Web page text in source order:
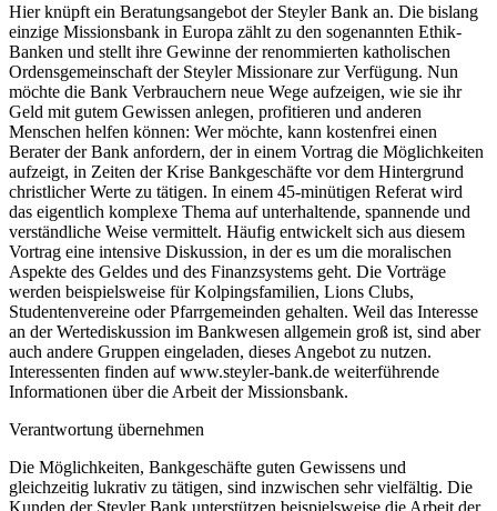
Hier knüpft ein Beratungsangebot der Steyler Bank an. Die bislang
einzige Missionsbank in Europa zählt zu den sogenannten Ethik-
Banken und stellt ihre Gewinne der renommierten katholischen
Ordensgemeinschaft der Steyler Missionare zur Verfügung. Nun
möchte die Bank Verbrauchern neue Wege aufzeigen, wie sie ihr
Geld mit gutem Gewissen anlegen, profitieren und anderen
Menschen helfen können: Wer möchte, kann kostenfrei einen
Berater der Bank anfordern, der in einem Vortrag die Möglichkeiten
aufzeigt, in Zeiten der Krise Bankgeschäfte vor dem Hintergrund
christlicher Werte zu tätigen. In einem 45-minütigen Referat wird
das eigentlich komplexe Thema auf unterhaltende, spannende und
verständliche Weise vermittelt. Häufig entwickelt sich aus diesem
Vortrag eine intensive Diskussion, in der es um die moralischen
Aspekte des Geldes und des Finanzsystems geht. Die Vorträge
werden beispielsweise für Kolpingsfamilien, Lions Clubs,
Studentenvereine oder Pfarrgemeinden gehalten. Weil das Interesse
an der Wertediskussion im Bankwesen allgemein groß ist, sind aber
auch andere Gruppen eingeladen, dieses Angebot zu nutzen.
Interessenten finden auf www.steyler-bank.de weiterführende
Informationen über die Arbeit der Missionsbank.
Verantwortung übernehmen
Die Möglichkeiten, Bankgeschäfte guten Gewissens und
gleichzeitig lukrativ zu tätigen, sind inzwischen sehr vielfältig. Die
Kunden der Steyler Bank unterstützen beispielsweise die Arbeit der